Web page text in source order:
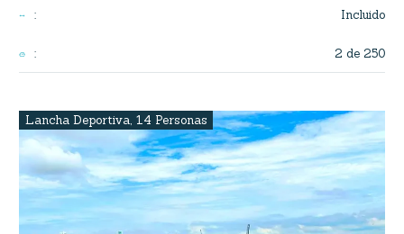
: Incluido
: 2 de 250
Lancha Deportiva, 14 Personas